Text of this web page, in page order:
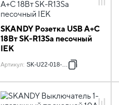
SKANDY Розетка USB A+C
18Вт SK-R13Sa песочный
IEK
Артикул: SK-U22-018-K98